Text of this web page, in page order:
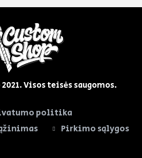
2021. Visos teisės saugomos.
politika
Pirkimo sąlygos